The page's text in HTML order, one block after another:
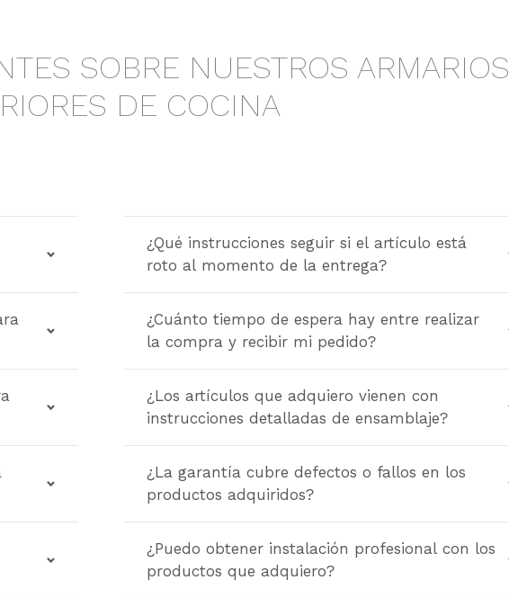
SOBRE NUESTROS ARMARIOS
DE COCINA
¿Qué instrucciones seguir si el artículo está
roto al momento de la entrega?
¿Cuánto tiempo de espera hay entre realizar
la compra y recibir mi pedido?
¿Los artículos que adquiero vienen con
instrucciones detalladas de ensamblaje?
¿La garantía cubre defectos o fallos en los
productos adquiridos?
¿Puedo obtener instalación profesional con los
productos que adquiero?